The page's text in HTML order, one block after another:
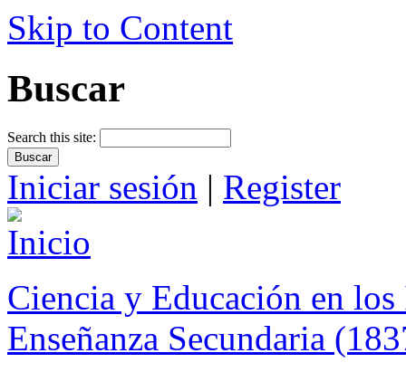
Skip to Content
Buscar
Search this site:
Iniciar sesión | Register
Ciencia y Educación en
Enseñanza Secundaria